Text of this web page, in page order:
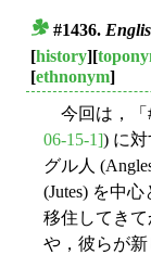
#1436.
[history][
[ethnonym]
今回は，「
06-15-1]) に
グル人
(Jutes) を中
移住してき
や，彼らが